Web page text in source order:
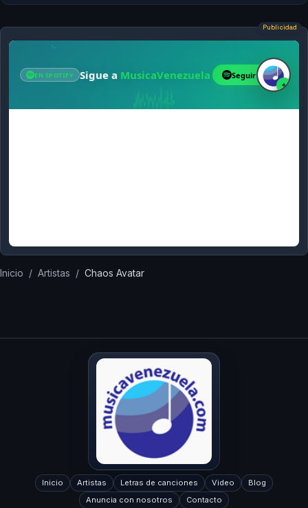
Publicidad
Inicio / Artistas / Chaos Avatar
Inicio Artistas Letras de canciones Video
Blog
Anuncia con nosotros
Contacto